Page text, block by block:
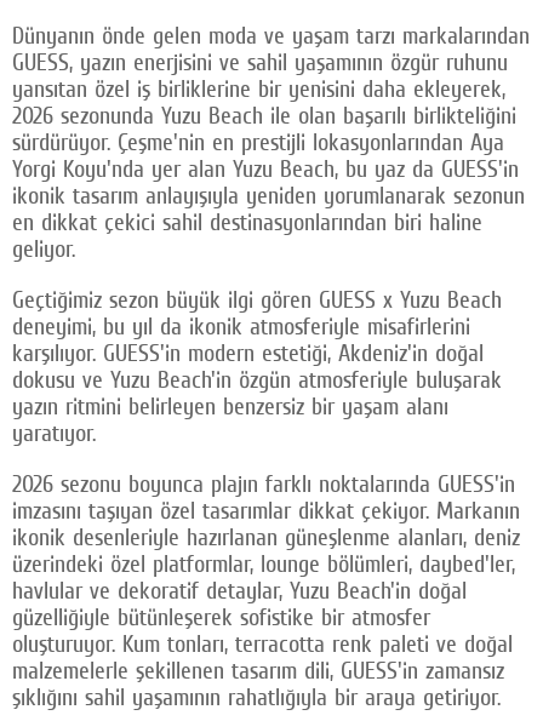
Dünyanın önde gelen moda ve yaşam tarzı markalarından
GUESS, yazın enerjisini ve sahil yaşamının özgür ruhunu
yansıtan özel iş birliklerine bir yenisini daha ekleyerek,
2026 sezonunda Yuzu Beach ile olan başarılı birlikteliğini
sürdürüyor. Çeşme'nin en prestijli lokasyonlarından Aya
Yorgi Koyu'nda yer alan Yuzu Beach, bu yaz da GUESS'in
ikonik tasarım anlayışıyla yeniden yorumlanarak sezonun
en dikkat çekici sahil destinasyonlarından biri haline
geliyor.
Geçtiğimiz sezon büyük ilgi gören GUESS x Yuzu Beach
deneyimi, bu yıl da ikonik atmosferiyle misafirlerini
karşılıyor. GUESS'in modern estetiği, Akdeniz'in doğal
dokusu ve Yuzu Beach'in özgün atmosferiyle buluşarak
yazın ritmini belirleyen benzersiz bir yaşam alanı
yaratıyor.
2026 sezonu boyunca plajın farklı noktalarında GUESS'in
imzasını taşıyan özel tasarımlar dikkat çekiyor. Markanın
ikonik desenleriyle hazırlanan güneşlenme alanları, deniz
üzerindeki özel platformlar, lounge bölümleri, daybed'ler,
havlular ve dekoratif detaylar, Yuzu Beach'in doğal
güzelliğiyle bütünleşerek sofistike bir atmosfer
oluşturuyor. Kum tonları, terracotta renk paleti ve doğal
malzemelerle şekillenen tasarım dili, GUESS'in zamansız
şıklığını sahil yaşamının rahatlığıyla bir araya getiriyor.